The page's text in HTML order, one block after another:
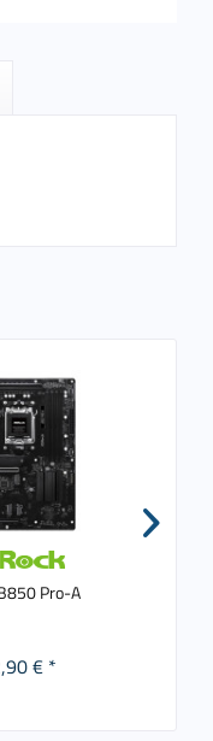
Pro-A
€ *